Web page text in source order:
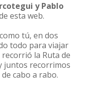
y Pablo
esta web.
tú, en dos
todo para viajar
recorrió la Ruta de
juntos recorrimos
cabo a rabo.